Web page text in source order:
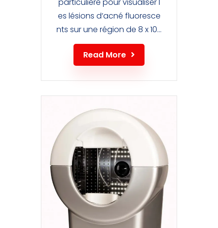
es lésions d’acné fluoresce
nts sur une région de 8 x 10...
Read More